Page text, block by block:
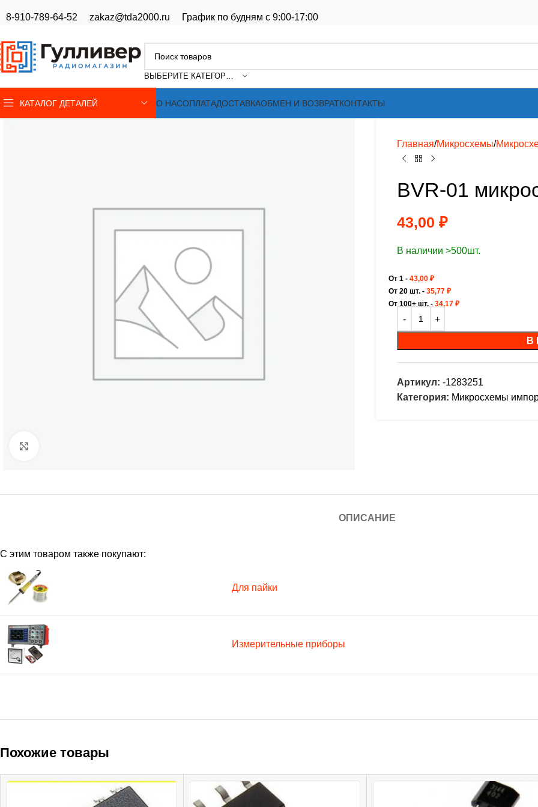
8-910-789-64-52 zakaz@tda2000.ru График по будням с 9:00-17:00
ВЫБЕРИТЕ КАТЕГОРИЮ
КАТАЛОГ ДЕТАЛЕЙ О НАСОПЛАТАДОСТАВКАОБМЕН И ВОЗВРАТКОНТАКТЫ
Главная Микросхемы
BVR-01
43,00 ₽
В наличии >500шт.
От 1 - 43,00 ₽
От 20 шт. - 35,77 ₽
От 100+ шт. - 34,17 ₽
В
Артикул: -1283251
Категория: Микросхемы
ОПИСАНИЕ
С этим товаром также покупают:
Для пайки
Измерительные приборы
Похожие товары